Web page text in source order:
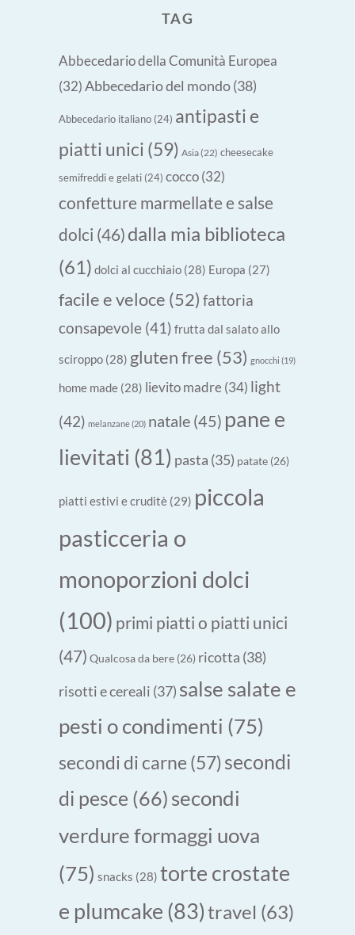
TAG
Abbecedario della Comunità Europea
(32) Abbecedario del mondo(38)
Abbecedario italiano (24) antipasti e
piatti unici (59) Asia(22) cheesecake
semifreddi e gelati (24) cocco (32)
confetture marmellate e salse
dolci (46) dalla mia biblioteca
(61) dolci al cucchiaio (28) Europa (27)
facile e veloce (52) fattoria
consapevole (41) frutta dal salato allo
sciroppo (28) gluten free (53) gnocchi (19)
home made (28) lievito madre(34) light
(42) melanzane(20) natale (45) pane e
lievitati (81) pasta (35) patate (26)
piatti estivi e cruditè (29) piccola
pasticceria o
monoporzioni dolci
(100) primi piatti o piatti unici
(47) Qualcosa da bere (26) ricotta (38)
risotti e cereali (37) salse salate e
pesti o condimenti (75)
secondi di carne (57)secondi
di pesce (66) secondi
verdure formaggi uova
(75) snacks (28) torte crostate
e plumcake (83)travel (63)